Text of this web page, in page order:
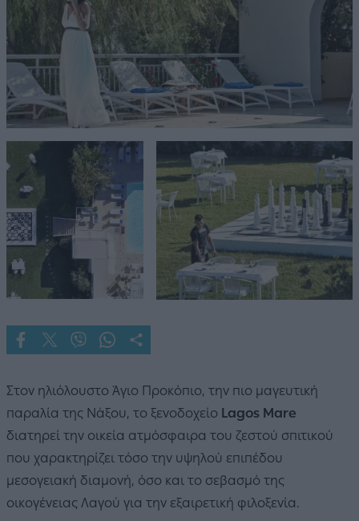
Στον ηλιόλουστο Άγιο Προκόπιο, την πιο μαγευτική
παραλία της Νάξου, το ξενοδοχείο Lagos Mare
διατηρεί την οικεία ατμόσφαιρα του ζεστού σπιτικού
που χαρακτηρίζει τόσο την υψηλού επιπέδου
μεσογειακή διαμονή, όσο και το σεβασμό της
οικογένειας Λαγού για την εξαιρετική φιλοξενία.